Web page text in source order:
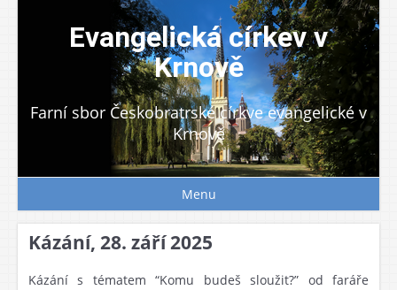
Evangelická církev v
Krnově
Farní sbor Českobratrské církve evangelické v
Krnově
Menu
Kázání, 28. září 2025
Kázání s tématem “Komu budeš sloužit?” od faráře